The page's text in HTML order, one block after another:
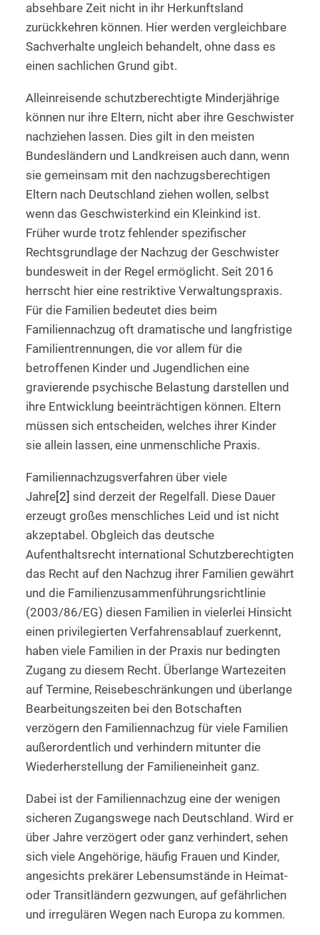
absehbare Zeit nicht in ihr Herkunftsland
zurückkehren können. Hier werden vergleichbare
Sachverhalte ungleich behandelt, ohne dass es
einen sachlichen Grund gibt.
Alleinreisende schutzberechtigte Minderjährige
können nur ihre Eltern, nicht aber ihre Geschwister
nachziehen lassen. Dies gilt in den meisten
Bundesländern und Landkreisen auch dann, wenn
sie gemeinsam mit den nachzugsberechtigen
Eltern nach Deutschland ziehen wollen, selbst
wenn das Geschwisterkind ein Kleinkind ist.
Früher wurde trotz fehlender spezifischer
Rechtsgrundlage der Nachzug der Geschwister
bundesweit in der Regel ermöglicht. Seit 2016
herrscht hier eine restriktive Verwaltungspraxis.
Für die Familien bedeutet dies beim
Familiennachzug oft dramatische und langfristige
Familientrennungen, die vor allem für die
betroffenen Kinder und Jugendlichen eine
gravierende psychische Belastung darstellen und
ihre Entwicklung beeinträchtigen können. Eltern
müssen sich entscheiden, welches ihrer Kinder
sie allein lassen, eine unmenschliche Praxis.
Familiennachzugsverfahren über viele
Jahre[2] sind derzeit der Regelfall. Diese Dauer
erzeugt großes menschliches Leid und ist nicht
akzeptabel. Obgleich das deutsche
Aufenthaltsrecht international Schutzberechtigten
das Recht auf den Nachzug ihrer Familien gewährt
und die Familienzusammenführungsrichtlinie
(2003/86/EG) diesen Familien in vielerlei Hinsicht
einen privilegierten Verfahrensablauf zuerkennt,
haben viele Familien in der Praxis nur bedingten
Zugang zu diesem Recht. Überlange Wartezeiten
auf Termine, Reisebeschränkungen und überlange
Bearbeitungszeiten bei den Botschaften
verzögern den Familiennachzug für viele Familien
außerordentlich und verhindern mitunter die
Wiederherstellung der Familieneinheit ganz.
Dabei ist der Familiennachzug eine der wenigen
sicheren Zugangswege nach Deutschland. Wird er
über Jahre verzögert oder ganz verhindert, sehen
sich viele Angehörige, häufig Frauen und Kinder,
angesichts prekärer Lebensumstände in Heimat-
oder Transitländern gezwungen, auf gefährlichen
und irregulären Wegen nach Europa zu kommen.